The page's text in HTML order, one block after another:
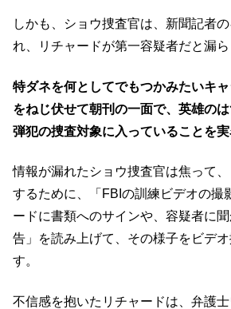
しかも、ショウ捜査官は、新聞記者
れ、リチャードが第一容疑者だと漏ら
特ダネを何としてでもつかみたいキ
をねじ伏せて朝刊の一面で、英雄の
弾犯の捜査対象に入っていることを実
情報が漏れたショウ捜査官は焦って
するために、「FBIの訓練ビデオの撮
ードに書類へのサインや、容疑者に
告」を読み上げて、その様子をビデ
す。
不信感を抱いたリチャードは、弁護